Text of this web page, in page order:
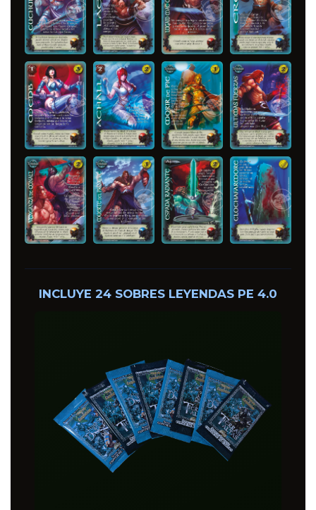
INCLUYE 24 SOBRES LEYENDAS PE 4.0